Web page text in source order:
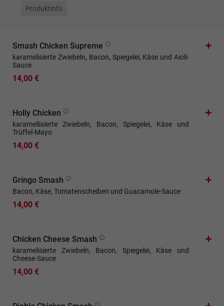
Produktinfo
Smash Chicken Supreme
karamelisierte Zwiebeln, Bacon, Spiegelei, Käse und Aioli-
Sauce
14,00 €
Holly Chicken
karamellisierte Zwiebeln, Bacon, Spiegelei, Käse und
Trüffel-Mayo
14,00 €
Gringo Smash
Bacon, Käse, Tomatenscheiben und Guacamole-Sauce
14,00 €
Chicken Cheese Smash
karamelisierte Zwiebeln, Bacon, Spiegelei, Käse und
Cheese-Sauce
14,00 €